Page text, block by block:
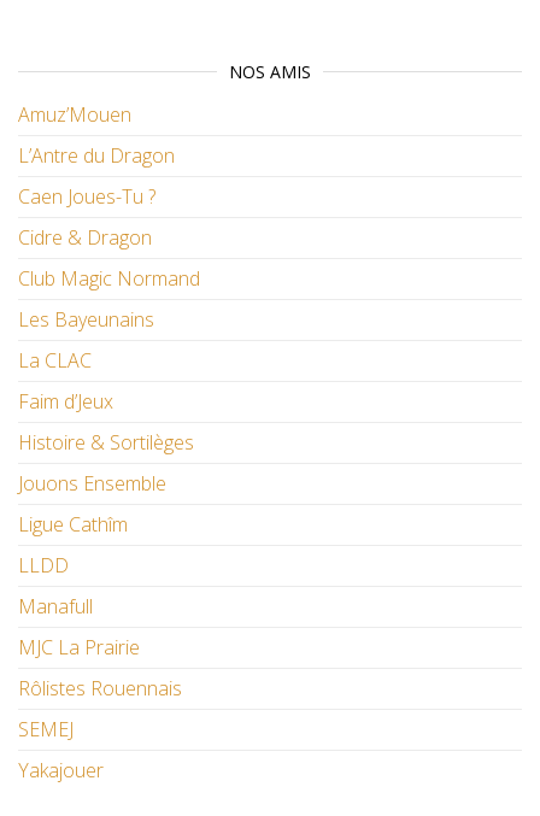
NOS AMIS
Amuz’Mouen
L’Antre du Dragon
Caen Joues-Tu ?
Cidre & Dragon
Club Magic Normand
Les Bayeunains
La CLAC
Faim d’Jeux
Histoire & Sortilèges
Jouons Ensemble
Ligue Cathîm
LLDD
Manafull
MJC La Prairie
Rôlistes Rouennais
SEMEJ
Yakajouer